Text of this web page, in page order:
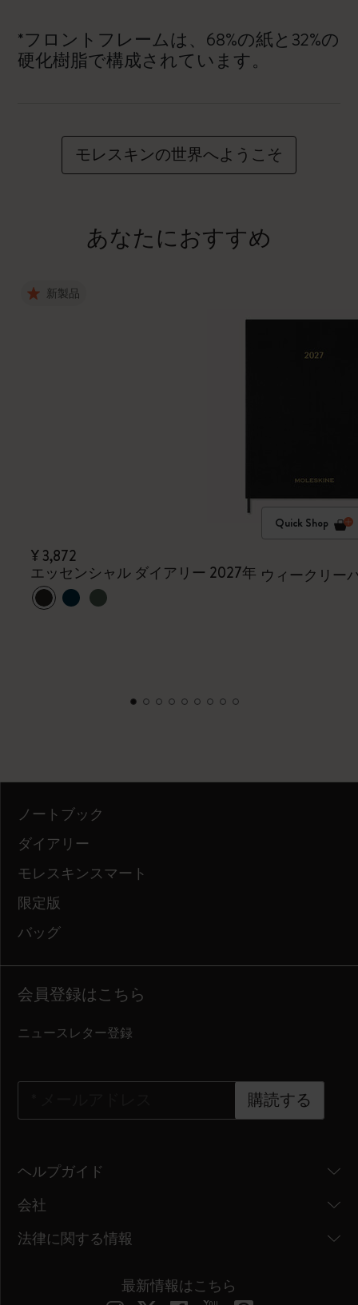
*フロントフレームは、68%の紙と32%の
硬化樹脂で構成されています。
モレスキンの世界へようこそ
あなたにおすすめ
新製品
Quick Shop
¥ 3,872
エッセンシャル ダイアリー 2027年 ウィークリー
ノートブック
ダイアリー
モレスキンスマート
限定版
バッグ
会員登録はこちら
ニュースレター登録
購読する
ヘルプガイド
会社
法律に関する情報
最新情報はこちら